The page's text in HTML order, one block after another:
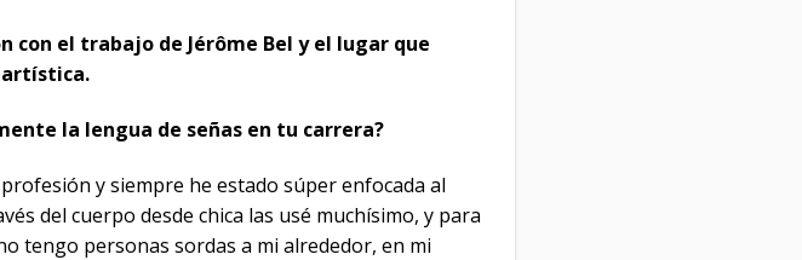
con el trabajo de Jérôme Bel y el lugar que
artística.
la lengua de señas en tu carrera?
y siempre he estado súper enfocada al
del cuerpo desde chica las usé muchísimo, y para
tengo personas sordas a mi alrededor, en mi